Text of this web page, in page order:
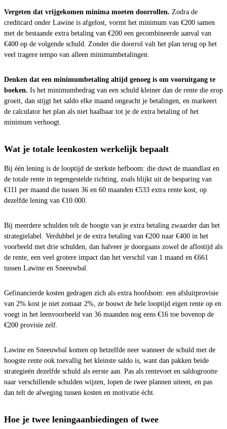
Vergeten dat vrijgekomen minima moeten doorrollen. Zodra de
creditcard onder Lawine is afgelost, vormt het minimum van €200 samen
met de bestaande extra betaling van €200 een gecombineerde aanval van
€400 op de volgende schuld. Zonder die doorrol valt het plan terug op het
veel tragere tempo van alleen minimumbetalingen.
Denken dat een minimumbetaling altijd genoeg is om vooruitgang te
boeken. Is het minimumbedrag van een schuld kleiner dan de rente die erop
groeit, dan stijgt het saldo elke maand ongeacht je betalingen, en markeert
de calculator het plan als niet haalbaar tot je de extra betaling of het
minimum verhoogt.
Wat je totale leenkosten werkelijk bepaalt
Bij één lening is de looptijd de sterkste hefboom: die duwt de maandlast en
de totale rente in tegengestelde richting, zoals blijkt uit de besparing van
€111 per maand die tussen 36 en 60 maanden €533 extra rente kost, op
dezelfde lening van €10.000.
Bij meerdere schulden telt de hoogte van je extra betaling zwaarder dan het
strategielabel. Verdubbel je de extra betaling van €200 naar €400 in het
voorbeeld met drie schulden, dan halveer je doorgaans zowel de aflostijd als
de rente, een veel grotere impact dan het verschil van 1 maand en €661
tussen Lawine en Sneeuwbal.
Gefinancierde kosten gedragen zich als extra hoofdsom: een afsluitprovisie
van 2% kost je niet zomaar 2%, ze bouwt de hele looptijd eigen rente op en
voegt in het leenvoorbeeld van 36 maanden nog eens €16 toe bovenop de
€200 provisie zelf.
Lawine en Sneeuwbal komen op hetzelfde neer wanneer de schuld met de
hoogste rente ook toevallig het kleinste saldo is, want dan pakken beide
strategieën dezelfde schuld als eerste aan. Pas als rentevoet en saldogrootte
naar verschillende schulden wijzen, lopen de twee plannen uiteen, en pas
dan telt de afweging tussen kosten en motivatie écht.
Hoe je twee leningaanbiedingen of twee